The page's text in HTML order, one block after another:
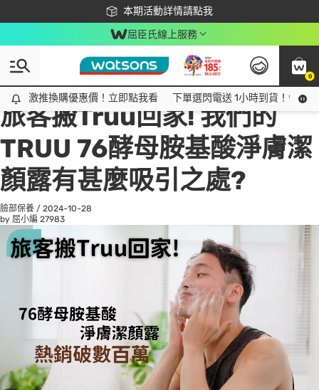
本期活動詳情請點我
下載app最高回饋$350
屈臣氏線上服務
0
激推換購優惠價！立即點我看
激推換購優惠價！立即點我看 下單選閃電送 1小時到貨！領神
All
話題趨勢
旅客搬Truu回家! 我們的
TRUU 76酵母胺基酸淨膚潔
顏露有甚麼吸引之處?
臉部保養 / 2024-10-28
by 屈小編 27983